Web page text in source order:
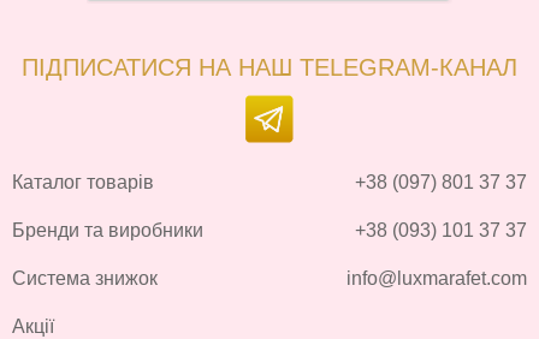
ПІДПИСАТИСЯ НА НАШ TELEGRAM-КАНАЛ
Каталог товарів
Бренди та виробники
Система знижок
Акції
+38 (097) 801 37 37
+38 (093) 101 37 37
info@luxmarafet.com